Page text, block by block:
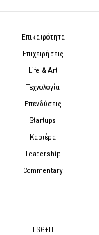
Επικαιρότητα
Επιχειρήσεις
Life & Art
Τεχνολογία
Επενδύσεις
Startups
Καριέρα
Leadership
Commentary
ESG+H